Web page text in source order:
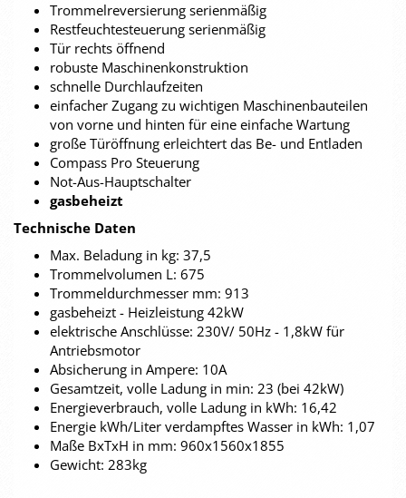
Trommelreversierung serienmäßig
Restfeuchtesteuerung serienmäßig
Tür rechts öffnend
robuste Maschinenkonstruktion
schnelle Durchlaufzeiten
einfacher Zugang zu wichtigen Maschinenbauteilen
von vorne und hinten für eine einfache Wartung
große Türöffnung erleichtert das Be- und Entladen
Compass Pro Steuerung
Not-Aus-Hauptschalter
gasbeheizt
Technische Daten
Max. Beladung in kg: 37,5
Trommelvolumen L: 675
Trommeldurchmesser mm: 913
gasbeheizt - Heizleistung 42kW
elektrische Anschlüsse: 230V/ 50Hz - 1,8kW für
Antriebsmotor
Absicherung in Ampere: 10A
Gesamtzeit, volle Ladung in min: 23 (bei 42kW)
Energieverbrauch, volle Ladung in kWh: 16,42
Energie kWh/Liter verdampftes Wasser in kWh: 1,07
Maße BxTxH in mm: 960x1560x1855
Gewicht: 283kg